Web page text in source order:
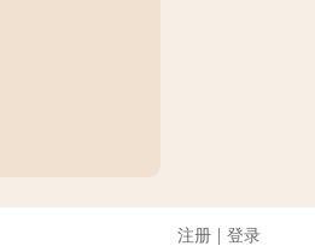
注册 | 登录